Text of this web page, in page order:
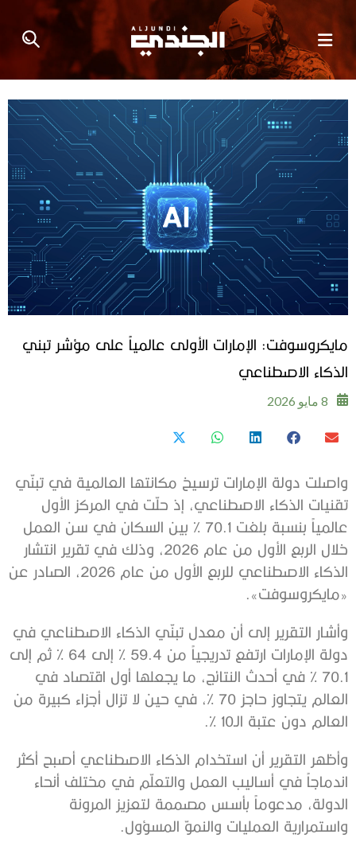
مايكروسوفت: الإمارات الأولى عالمياً على مؤشر تبني
الذكاء الاصطناعي
8 مايو 2026
واصلت دولة الإمارات ترسيخ مكانتها العالمية في تبنّي
تقنيات الذكاء الاصطناعي، إذ حلّت في المركز الأول
عالمياً بنسبة بلغت 70.1 % بين السكان في سن العمل
خلال الربع الأول من عام 2026، وذلك في تقرير انتشار
الذكاء الاصطناعي للربع الأول من عام 2026، الصادر عن
«مايكروسوفت».
وأشار التقرير إلى أن معدل تبنّي الذكاء الاصطناعي في
دولة الإمارات ارتفع تدريجياً من 59.4 % إلى 64 % ثم إلى
70.1 % في أحدث النتائج، ما يجعلها أول اقتصاد في
العالم يتجاوز حاجز 70 %، في حين لا تزال أجزاء كبيرة من
العالم دون عتبة الـ10 %.
وأظهر التقرير أن استخدام الذكاء الاصطناعي أصبح أكثر
اندماجاً في أساليب العمل والتعلّم في مختلف أنحاء
الدولة، مدعوماً بأسس مصممة لتعزيز المرونة
واستمرارية العمليات والنموّ المسؤول.